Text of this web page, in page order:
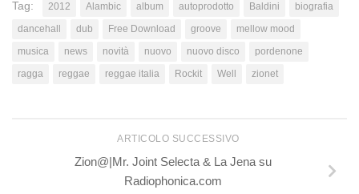
Tag: 2012 Alambic album autoprodotto Baldini
biografia
dancehall
dub Free Download groove
mellow mood
musica
news novità nuovo nuovo disco
pordenone
ragga
reggae reggae italia Rockit Well zionet
ARTICOLO SUCCESSIVO
Zion@|Mr. Joint Selecta & La Jena su
Radiophonica.com